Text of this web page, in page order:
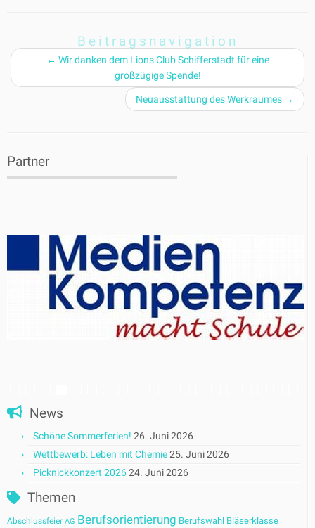
Beitragsnavigation
← Wir danken dem Lions Club Schifferstadt für eine
großzügige Spende!
Neuausstattung des Werkraumes →
Partner
News
Schöne Sommerferien! 26. Juni 2026
Wettbewerb: Leben mit Chemie25. Juni 2026
Picknickkonzert 202624. Juni 2026
Themen
Abschlussfeier AG Berufsorientierung Berufswahl Bläserklasse